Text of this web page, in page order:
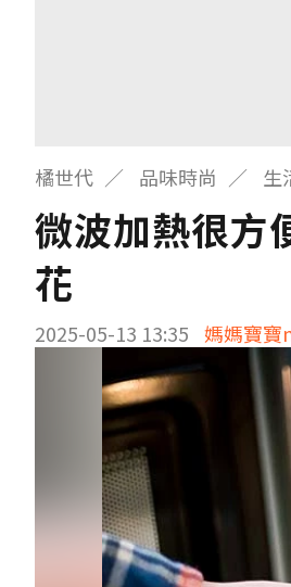
橘世代 品味時尚 生
微波加熱很方
花
2025-05-13 13:35 媽媽寶